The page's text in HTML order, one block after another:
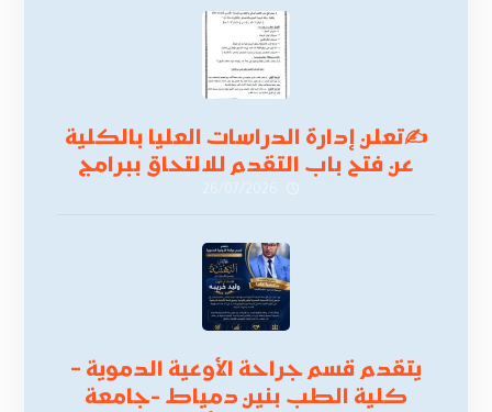
✍تعلن إدارة الدراسات العليا بالكلية
عن فتح باب التقدم للالتحاق ببرامج
أكتوبر 2026،
يتقدم قسم جراحة الأوعية الدموية –
كلية الطب بنين دمياط -جامعة